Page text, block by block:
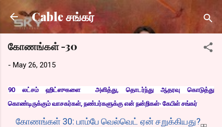
Skip to main content
Cable சங்கர்
கோணங்கள் -30
- May 26, 2015
90 லட்சம் ஹிட்ஸுகளை அளித்து, தொடர்ந்து ஆதரவு கொடுத்து
கொண்டிருக்கும் வாசகர்கள், நண்பர்களுக்கு என் நன்றிகள்- கேபிள் சங்கர்
கோணங்கள் 30: பாம்பே வெல்வெட் ஏன் சறுக்கியது?